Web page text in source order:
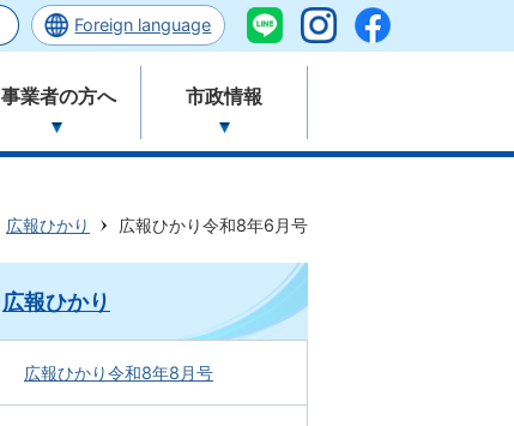
Foreign language
事業者の方へ 市政情報
広報ひかり 広報ひかり令和8年6月号
広報ひかり
広報ひかり令和8年8月号